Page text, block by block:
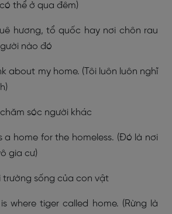
thể ở qua đêm)
hương, tổ quốc hay nơi chôn rau
nào đó
about my home. (Tôi luôn luôn nghĩ
chăm sóc người khác
a home for the homeless. (Đó là nơi
gia cư)
trường sống của con vật
where tiger called home. (Rừng là